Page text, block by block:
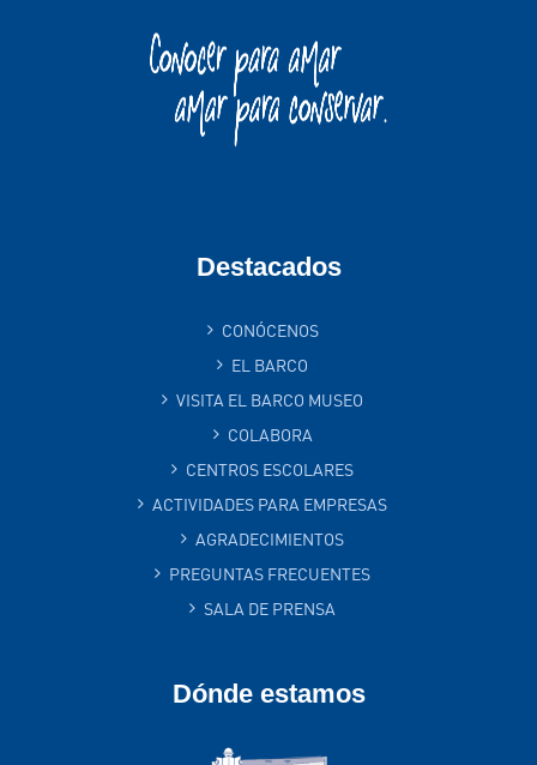
Destacados
CONÓCENOS
EL BARCO
VISITA EL BARCO MUSEO
COLABORA
CENTROS ESCOLARES
ACTIVIDADES PARA EMPRESAS
AGRADECIMIENTOS
PREGUNTAS FRECUENTES
SALA DE PRENSA
Dónde estamos